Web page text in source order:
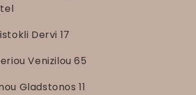
Dervi 17
Venizilou 65
Gladstonos 11